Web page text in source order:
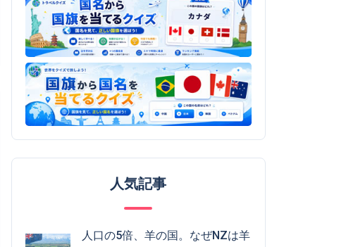
人気記事
人口の5倍、羊の国。なぜNZは羊